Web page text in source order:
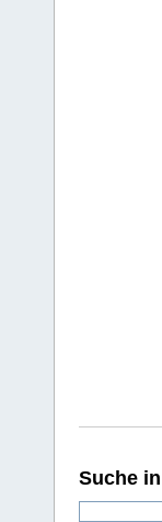
Suche